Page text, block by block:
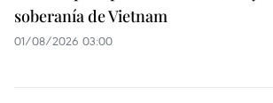
soberanía de Vietnam
01/08/2026 03:00